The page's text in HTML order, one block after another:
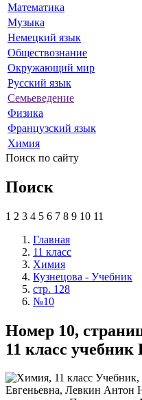
Математика
Музыка
Немецкий язык
Обществознание
Окружающий мир
Русский язык
Семьеведение
Физика
Французский язык
Химия
Поиск по сайту
Поиск
1 2 3 4 5 6 7 8 9 10 11
Главная
11 класс
Химия
Кузнецова - Учебник
стр. 128
№10
Номер 10,
11 класс